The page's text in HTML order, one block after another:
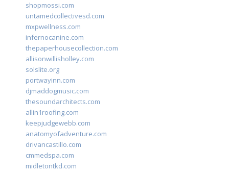
shopmossi.com
untamedcollectivesd.com
mxpwellness.com
infernocanine.com
thepaperhousecollection.com
allisonwillisholley.com
solslite.org
portwayinn.com
djmaddogmusic.com
thesoundarchitects.com
allin1roofing.com
keepjudgewebb.com
anatomyofadventure.com
drivancastillo.com
cmmedspa.com
midletontkd.com